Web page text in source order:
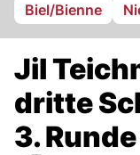
Biel/Bienne
Jil
dritte
3.